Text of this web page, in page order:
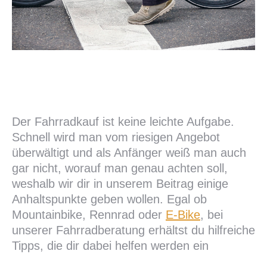
Der Fahrradkauf ist keine leichte Aufgabe.
Schnell wird man vom riesigen Angebot
überwältigt und als Anfänger weiß man auch
gar nicht, worauf man genau achten soll,
weshalb wir dir in unserem Beitrag einige
Anhaltspunkte geben wollen. Egal ob
Mountainbike, Rennrad oder E-Bike, bei
unserer Fahrradberatung erhältst du hilfreiche
Tipps, die dir dabei helfen werden ein